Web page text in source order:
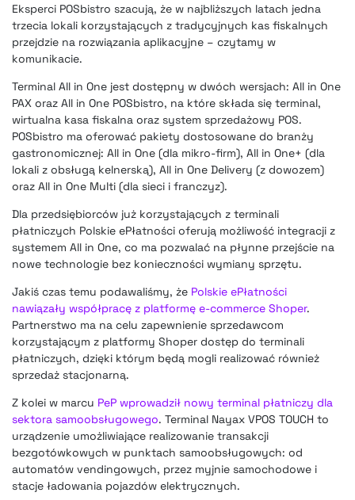
Eksperci POSbistro szacują, że w najbliższych latach jedna
trzecia lokali korzystających z tradycyjnych kas fiskalnych
przejdzie na rozwiązania aplikacyjne – czytamy w
komunikacie.
Terminal All in One jest dostępny w dwóch wersjach: All in One
PAX oraz All in One POSbistro, na które składa się terminal,
wirtualna kasa fiskalna oraz system sprzedażowy POS.
POSbistro ma oferować pakiety dostosowane do branży
gastronomicznej: All in One (dla mikro-firm), All in One+ (dla
lokali z obsługą kelnerską), All in One Delivery (z dowozem)
oraz All in One Multi (dla sieci i franczyz).
Dla przedsiębiorców już korzystających z terminali
płatniczych Polskie ePłatności oferują możliwość integracji z
systemem All in One, co ma pozwalać na płynne przejście na
nowe technologie bez konieczności wymiany sprzętu.
Jakiś czas temu podawaliśmy, że Polskie ePłatności
nawiązały współpracę z platformę e-commerce Shoper.
Partnerstwo ma na celu zapewnienie sprzedawcom
korzystającym z platformy Shoper dostęp do terminali
płatniczych, dzięki którym będą mogli realizować również
sprzedaż stacjonarną.
Z kolei w marcu PeP wprowadził nowy terminal płatniczy dla
sektora samoobsługowego. Terminal Nayax VPOS TOUCH to
urządzenie umożliwiające realizowanie transakcji
bezgotówkowych w punktach samoobsługowych: od
automatów vendingowych, przez myjnie samochodowe i
stacje ładowania pojazdów elektrycznych.